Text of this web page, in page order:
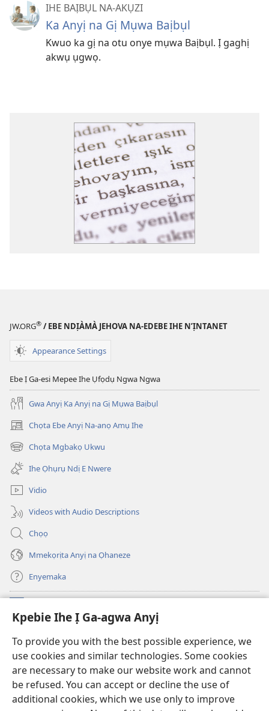
Kpebie Ihe Ị Ga-agwa Anyị
To provide you with the best possible experience, we
use cookies and similar technologies. Some cookies
are necessary to make our website work and cannot
be refused. You can accept or decline the use of
additional cookies, which we use only to improve
IHE BAỊBỤL NA-AKỤZI
Ka Anyị na Gị Mụwa Baịbụl
Kwuo ka gị na otu onye mụwa Baịbụl. Ị gaghị
akwụ ụgwọ.
JW.ORG® / EBE NDỊÀMÀ JEHOVA NA-EDEBE IHE N’ỊNTANET
Appearance Settings
Ebe Ị Ga-esi Mepee Ihe Ụfọdụ Ngwa Ngwa
Gwa Anyị Ka Anyị na Gị Mụwa Baịbụl
Chọta Ebe Anyị Na-anọ Amụ Ihe
(ga-
emepere
gị
ebe
ọzọ
ị
anọ
gụọ
ya)
Chọta Mgbakọ Ukwu
(ga-
emepere
gị
ebe
ọzọ
ị
ga-
anọ
ya)
Ihe Ọhụrụ Ndị E Nwere
Vidio
Videos with Audio Descriptions
Chọọ
Mmekọrịta Anyị na Ọhaneze
Enyemaka
(ga-
emepere
ebe
ọzọ
ga-
anọ
gụọ
Ọ́bá Akwụkwọ Anyị NKE DỊ N’ỊNTANET™
(ga-
emepere
gị
ebe
ọzọ
JW Hub
(ga-
emepere
gị
Ọ́bá Akwụkwọ Watchtower